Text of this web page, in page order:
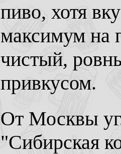
пиво, хотя
максимум на
чистый,
привкусом.
От Москвы
"Сибирская